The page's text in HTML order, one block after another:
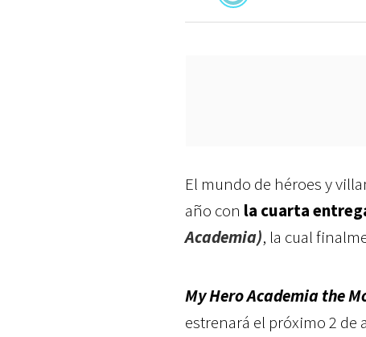
El mundo de héroes y
año con la cuarta
Academia), la cual
My Hero Academia the
estrenará el próximo 2 de